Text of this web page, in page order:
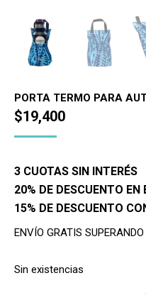
PORTA TERMO PARA
$19,400
3 CUOTAS SIN INTERÉS
20% DE DESCUENTO EN
15% DE DESCUENTO
ENVÍO GRATIS
Sin existencias